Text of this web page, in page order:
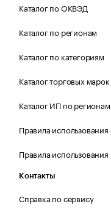
Каталог по ОКВЭД
Каталог по регионам
Каталог по категориям
Каталог торговых марок
Каталог ИП по регионам
Правила использования
Правила
Контакты
Справка по сервису